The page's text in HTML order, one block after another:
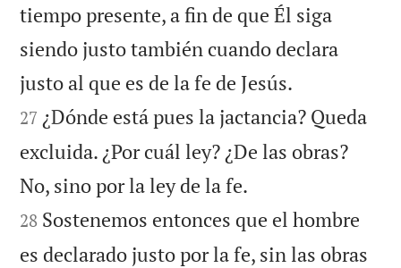
tiempo presente, a fin de que Él siga
siendo justo también cuando declara
justo al que es de la fe de Jesús.
27 ¿Dónde está pues la jactancia? Queda
excluida. ¿Por cuál ley? ¿De las obras?
No, sino por la ley de la fe.
28 Sostenemos entonces que el hombre
es declarado justo por la fe, sin las obras